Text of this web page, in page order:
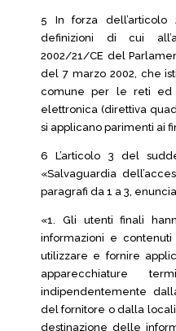
5 In forza
definizioni di cui
2002/21/CE del
del 7 marzo 2002, che
comune per le reti ed
elettronica (direttiva
si applicano parimenti ai
6 L’articolo 3 del
«Salvaguardia
paragrafi da 1 a 3,
«1. Gli utenti finali
informazioni e
utilizzare e fornire
apparecchiature
indipendentemente
del fornitore o dalla
destinazione delle